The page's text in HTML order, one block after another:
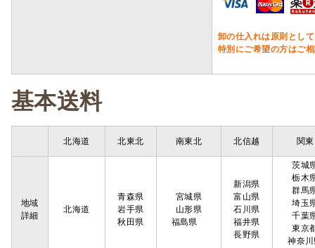
卸の仕入れは原則とし
特別にご希望の方はご
基本送料
北海道 北東北 南東北 北信越 関東
地域
詳細
北海道
青森県
岩手県
秋田県
宮城県
山形県
福島県
新潟県
富山県
石川県
福井県
長野県
茨城
栃木
群馬
埼玉
千葉
東京
神奈